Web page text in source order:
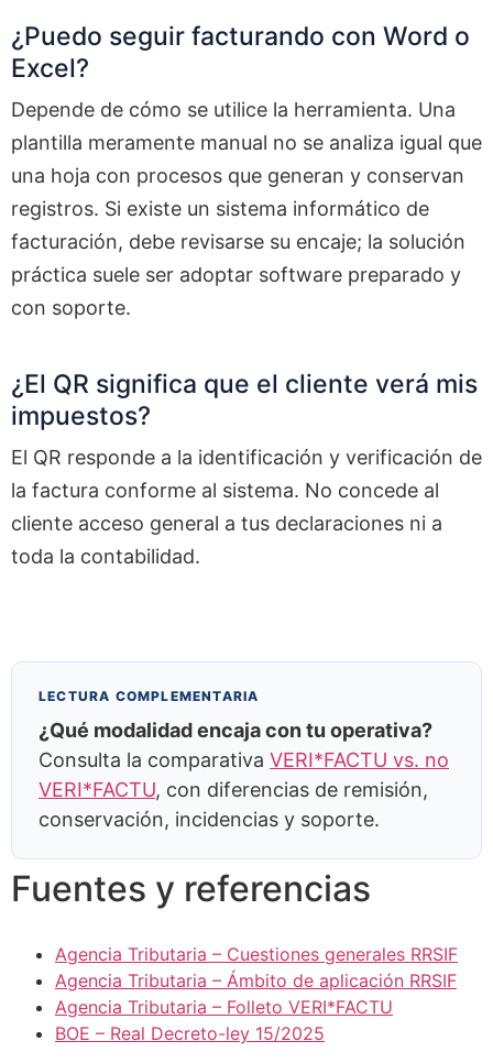
¿Puedo seguir facturando con Word o
Excel?
Depende de cómo se utilice la herramienta. Una
plantilla meramente manual no se analiza igual que
una hoja con procesos que generan y conservan
registros. Si existe un sistema informático de
facturación, debe revisarse su encaje; la solución
práctica suele ser adoptar software preparado y
con soporte.
¿El QR significa que el cliente verá mis
impuestos?
El QR responde a la identificación y verificación de
la factura conforme al sistema. No concede al
cliente acceso general a tus declaraciones ni a
toda la contabilidad.
LECTURA COMPLEMENTARIA
¿Qué modalidad encaja con tu operativa?
Consulta la comparativa VERI*FACTU vs. no
VERI*FACTU, con diferencias de remisión,
conservación, incidencias y soporte.
Fuentes y referencias
Agencia Tributaria – Cuestiones generales RRSIF
Agencia Tributaria – Ámbito de aplicación RRSIF
Agencia Tributaria – Folleto VERI*FACTU
BOE – Real Decreto-ley 15/2025